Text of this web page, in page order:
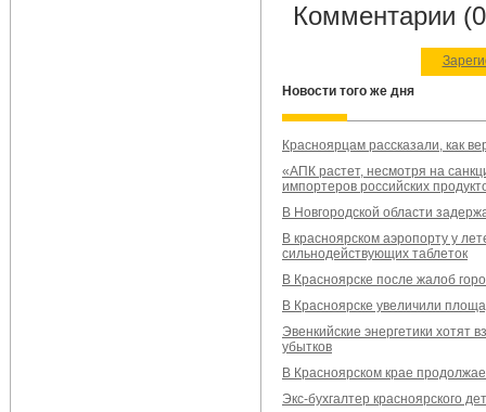
Комментарии
Новости того же дня
Красноярцам рассказали, как
«АПК растет, несмотря на
импортеров российских
В Новгородской области
В красноярском аэропорту у
сильнодействующих таблеток
В Красноярске после жалоб
В Красноярске увеличили
Эвенкийские энергетики хотят
убытков
В Красноярском крае
Экс-бухгалтер красноярского